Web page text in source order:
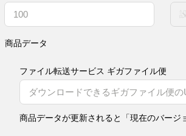
商品データ
ファイル転送サービス ギガファイル便
商品データが更新されると「現在のバージ